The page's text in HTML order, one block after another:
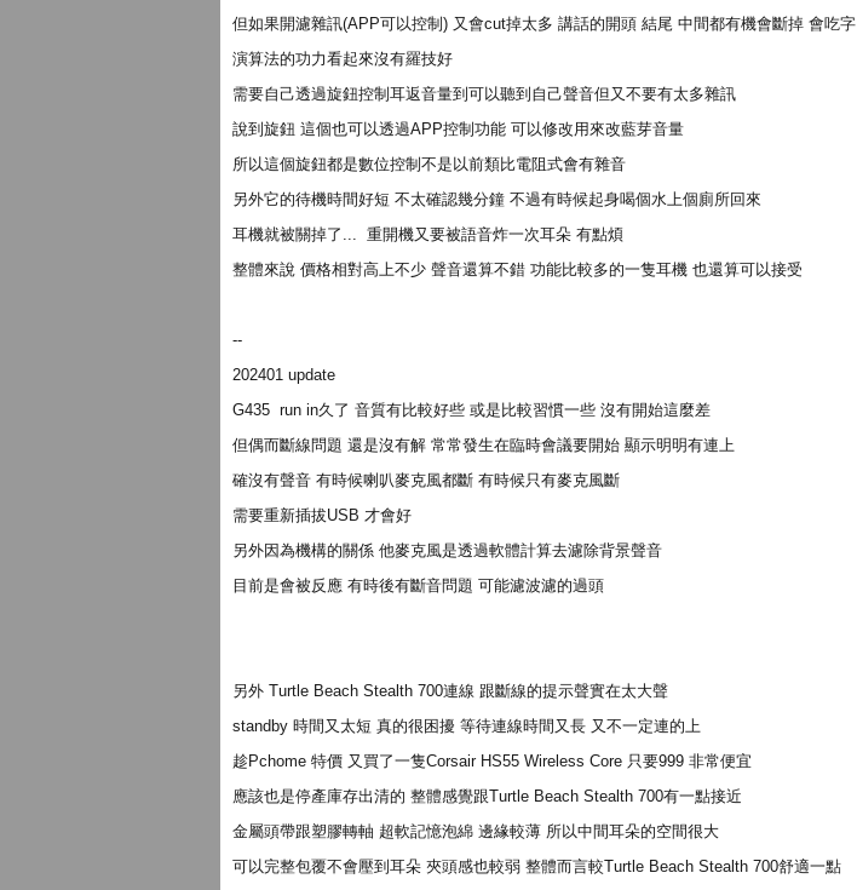
但如果開濾雜訊(APP可以控制) 又會cut掉太多 講話的開頭 結尾 中間都有機會斷掉 會吃字
演算法的功力看起來沒有羅技好
需要自己透過旋鈕控制耳返音量到可以聽到自己聲音但又不要有太多雜訊
說到旋鈕 這個也可以透過APP控制功能 可以修改用來改藍芽音量
所以這個旋鈕都是數位控制不是以前類比電阻式會有雜音
另外它的待機時間好短 不太確認幾分鐘 不過有時候起身喝個水上個廁所回來
耳機就被關掉了... 重開機又要被語音炸一次耳朵 有點煩
整體來說 價格相對高上不少 聲音還算不錯 功能比較多的一隻耳機 也還算可以接受
--
202401 update
G435 run in久了 音質有比較好些 或是比較習慣一些 沒有開始這麼差
但偶而斷線問題 還是沒有解 常常發生在臨時會議要開始 顯示明明有連上
確沒有聲音 有時候喇叭麥克風都斷 有時候只有麥克風斷
需要重新插拔USB 才會好
另外因為機構的關係 他麥克風是透過軟體計算去濾除背景聲音
目前是會被反應 有時後有斷音問題 可能濾波濾的過頭
另外 Turtle Beach Stealth 700連線 跟斷線的提示聲實在太大聲
standby 時間又太短 真的很困擾 等待連線時間又長 又不一定連的上
趁Pchome 特價 又買了一隻Corsair HS55 Wireless Core 只要999 非常便宜
應該也是停產庫存出清的 整體感覺跟Turtle Beach Stealth 700有一點接近
金屬頭帶跟塑膠轉軸 超軟記憶泡綿 邊緣較薄 所以中間耳朵的空間很大
可以完整包覆不會壓到耳朵 夾頭感也較弱 整體而言較Turtle Beach Stealth 700舒適一點